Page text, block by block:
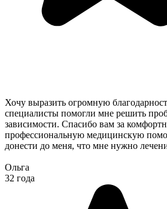
Хочу выразить огромную
специалисты помогли мне решить
зависимости. Спасибо вам за
профессиональную медицинскую
донести до меня, что мне нужно
Ольга
32 года